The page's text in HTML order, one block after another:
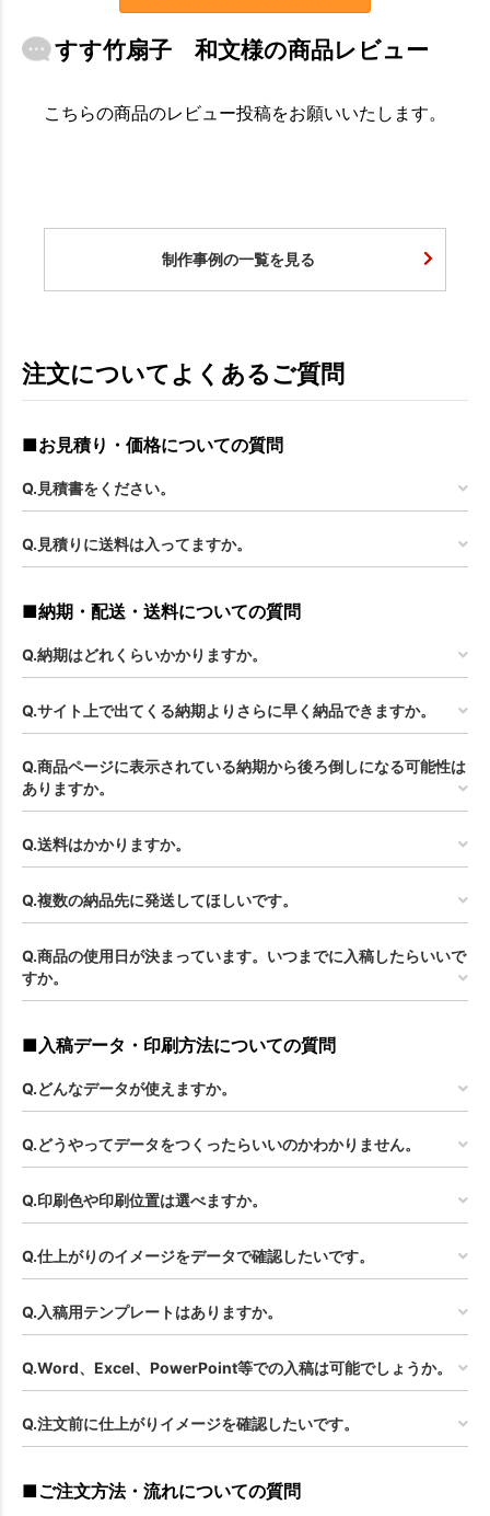
すす竹扇子 和文様の商品レビュー
こちらの商品のレビュー投稿をお願いいたします。
制作事例の一覧を見る
注文についてよくあるご質問
■お見積り・価格についての質問
Q.見積書をください。
Q.見積りに送料は入ってますか。
■納期・配送・送料についての質問
Q.納期はどれくらいかかりますか。
Q.サイト上で出てくる納期よりさらに早く納品できますか。
Q.商品ページに表示されている納期から後ろ倒しになる可能性は
ありますか。
Q.送料はかかりますか。
Q.複数の納品先に発送してほしいです。
Q.商品の使用日が決まっています。いつまでに入稿したらいいで
すか。
■入稿データ・印刷方法についての質問
Q.どんなデータが使えますか。
Q.どうやってデータをつくったらいいのかわかりません。
Q.印刷色や印刷位置は選べますか。
Q.仕上がりのイメージをデータで確認したいです。
Q.入稿用テンプレートはありますか。
Q.Word、Excel、PowerPoint等での入稿は可能でしょうか。
Q.注文前に仕上がりイメージを確認したいです。
■ご注文方法・流れについての質問